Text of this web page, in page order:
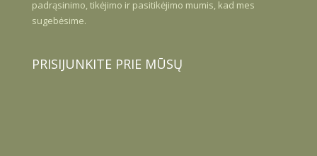
padrąsinimo, tikėjimo ir pasitikėjimo mumis, kad mes
sugebėsime.
PRISIJUNKITE PRIE MŪSŲ